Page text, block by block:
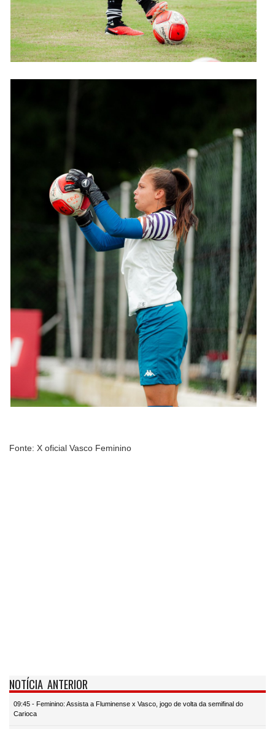
Fonte: X oficial Vasco Feminino
NOTÍCIA ANTERIOR
09:45 - Feminino: Assista a Fluminense x Vasco, jogo de volta da semifinal do
Carioca